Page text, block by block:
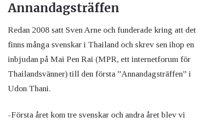
Annandagsträffen
Redan 2008 satt Sven Arne och funderade kring att det
finns många svenskar i Thailand och skrev sen ihop en
inbjudan på Mai Pen Rai (MPR, ett internetforum för
Thailandsvänner) till den första ”Annandagsträffen” i
Udon Thani.
-Första året kom tre svenskar och andra året blev vi